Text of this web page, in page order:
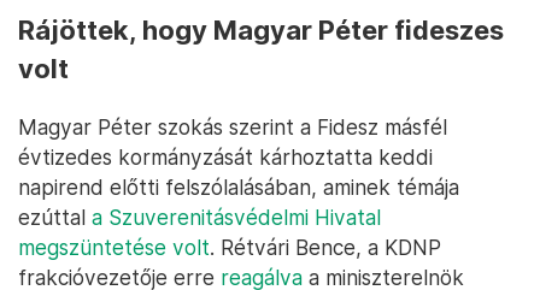
Rájöttek, hogy Magyar Péter fideszes
volt
Magyar Péter szokás szerint a Fidesz másfél
évtizedes kormányzását kárhoztatta keddi
napirend előtti felszólalásában, aminek témája
ezúttal a Szuverenitásvédelmi Hivatal
megszüntetése volt. Rétvári Bence, a KDNP
frakcióvezetője erre reagálva a miniszterelnök